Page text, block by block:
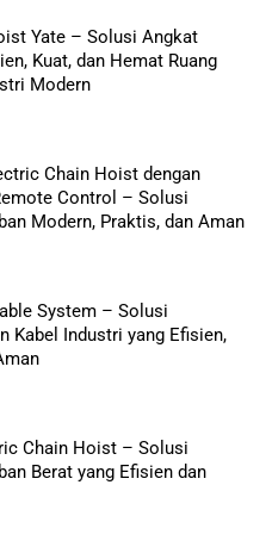
Yate – Solusi Angkat
Kuat, dan Hemat Ruang
Modern
Chain Hoist dengan
Control – Solusi
Modern, Praktis, dan Aman
System – Solusi
Kabel Industri yang Efisien,
Chain Hoist – Solusi
Berat yang Efisien dan